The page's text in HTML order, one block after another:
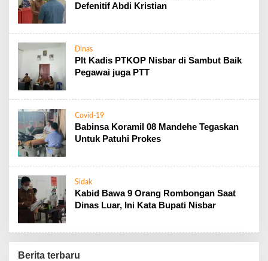
Defenitif Abdi Kristian
Dinas
Plt Kadis PTKOP Nisbar di Sambut Baik
Pegawai juga PTT
Covid-19
Babinsa Koramil 08 Mandehe Tegaskan
Untuk Patuhi Prokes
Sidak
Kabid Bawa 9 Orang Rombongan Saat
Dinas Luar, Ini Kata Bupati Nisbar
Berita terbaru